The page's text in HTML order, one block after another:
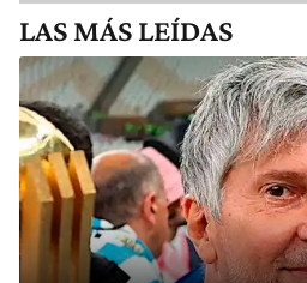
LAS MÁS LEÍDAS